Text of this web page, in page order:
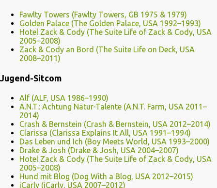
Fawlty Towers (Fawlty Towers, GB 1975 & 1979)
Golden Palace (The Golden Palace, USA 1992–1993)
Hotel Zack & Cody (The Suite Life of Zack & Cody, USA
2005–2008)
Zack & Cody an Bord (The Suite Life on Deck, USA
2008–2011)
Jugend-Sitcom
Alf (ALF, USA 1986–1990)
A.N.T.: Achtung Natur-Talente (A.N.T. Farm, USA 2011–
2014)
Crash & Bernstein (Crash & Bernstein, USA 2012–2014)
Clarissa (Clarissa Explains It All, USA 1991–1994)
Das Leben und Ich (Boy Meets World, USA 1993–2000)
Drake & Josh (Drake & Josh, USA 2004–2007)
Hotel Zack & Cody (The Suite Life of Zack & Cody, USA
2005–2008)
Hund mit Blog (Dog With a Blog, USA 2012–2015)
iCarly (iCarly, USA 2007–2012)